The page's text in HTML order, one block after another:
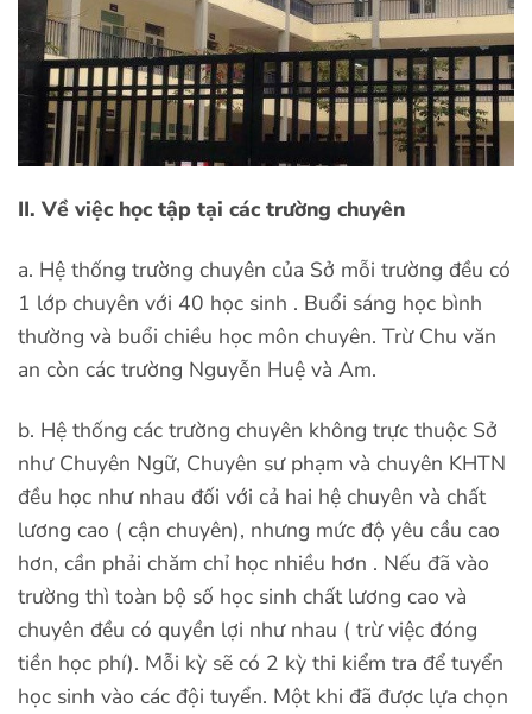
II. Về việc học tập tại các trường chuyên
a. Hệ thống trường chuyên của Sở mỗi trường đều có
1 lớp chuyên với 40 học sinh . Buổi sáng học bình
thường và buổi chiều học môn chuyên. Trừ Chu văn
an còn các trường Nguyễn Huệ và Am.
b. Hệ thống các trường chuyên không trực thuộc Sở
như Chuyên Ngữ, Chuyên sư phạm và chuyên KHTN
đều học như nhau đối với cả hai hệ chuyên và chất
lương cao ( cận chuyên), nhưng mức độ yêu cầu cao
hơn, cần phải chăm chỉ học nhiều hơn . Nếu đã vào
trường thì toàn bộ số học sinh chất lương cao và
chuyên đều có quyền lợi như nhau ( trừ việc đóng
tiền học phí). Mỗi kỳ sẽ có 2 kỳ thi kiểm tra để tuyển
học sinh vào các đội tuyển. Một khi đã được lựa chọn